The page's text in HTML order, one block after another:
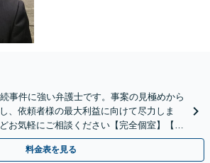
事件に強い弁護士です。事案の見極めから
、依頼者様の最大利益に向けて尽力しま
お気軽にご相談ください【完全個室】【丸
料金表を見る